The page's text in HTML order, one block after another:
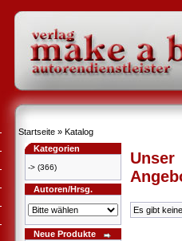
Startseite » Katalog
Kategorien
-> (366)
Autoren/Hrsg.
Neue Produkte
Unser
Es gibt